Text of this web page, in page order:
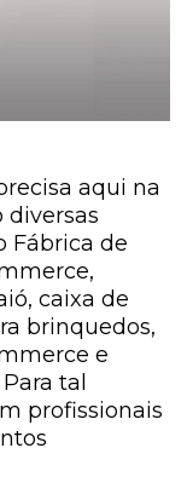
aqui na
diversas
Fábrica de
caixa de
brinquedos,
e
tal
profissionais